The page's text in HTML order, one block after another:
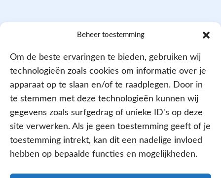
Beheer toestemming
Om de beste ervaringen te bieden, gebruiken wij
technologieën zoals cookies om informatie over je
apparaat op te slaan en/of te raadplegen. Door in
te stemmen met deze technologieën kunnen wij
gegevens zoals surfgedrag of unieke ID's op deze
site verwerken. Als je geen toestemming geeft of je
toestemming intrekt, kan dit een nadelige invloed
hebben op bepaalde functies en mogelijkheden.
Contracten met alle verzekeraars
Aangesloten bij